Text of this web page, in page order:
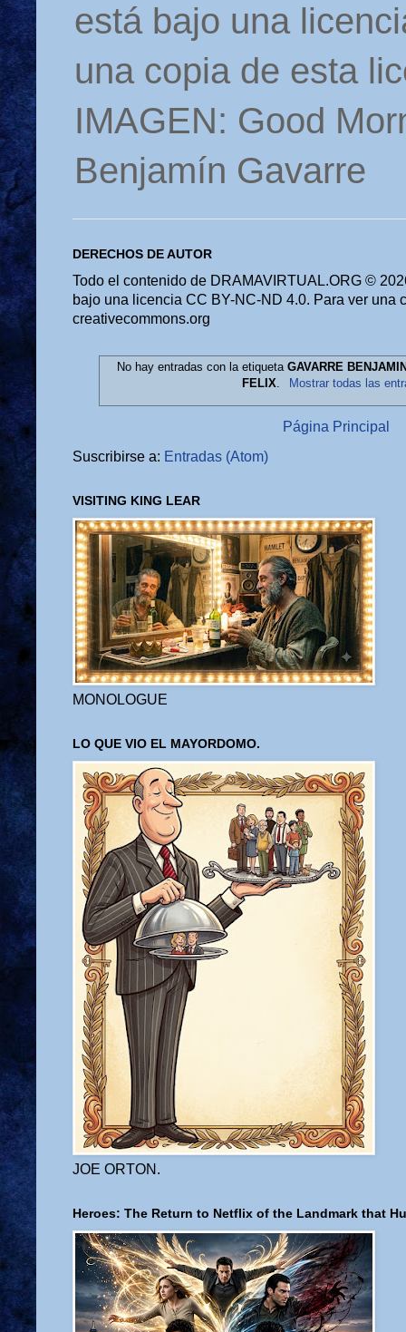
está bajo una
una copia de esta
IMAGEN: Good
Benjamín Gavarre
DERECHOS DE AUTOR
Todo el contenido de DRAMAVIRTUAL.ORG ©
bajo una licencia CC BY-NC-ND 4.0. Para ver una
creativecommons.org
No hay entradas con la etiqueta GAVARRE
FELIX. Mostrar todas las
Página Principal
Suscribirse a: Entradas (Atom)
VISITING KING LEAR
MONOLOGUE
LO QUE VIO EL MAYORDOMO.
JOE ORTON.
Heroes: The Return to Netflix of the Landmark that